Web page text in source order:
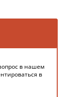
в нашем
в